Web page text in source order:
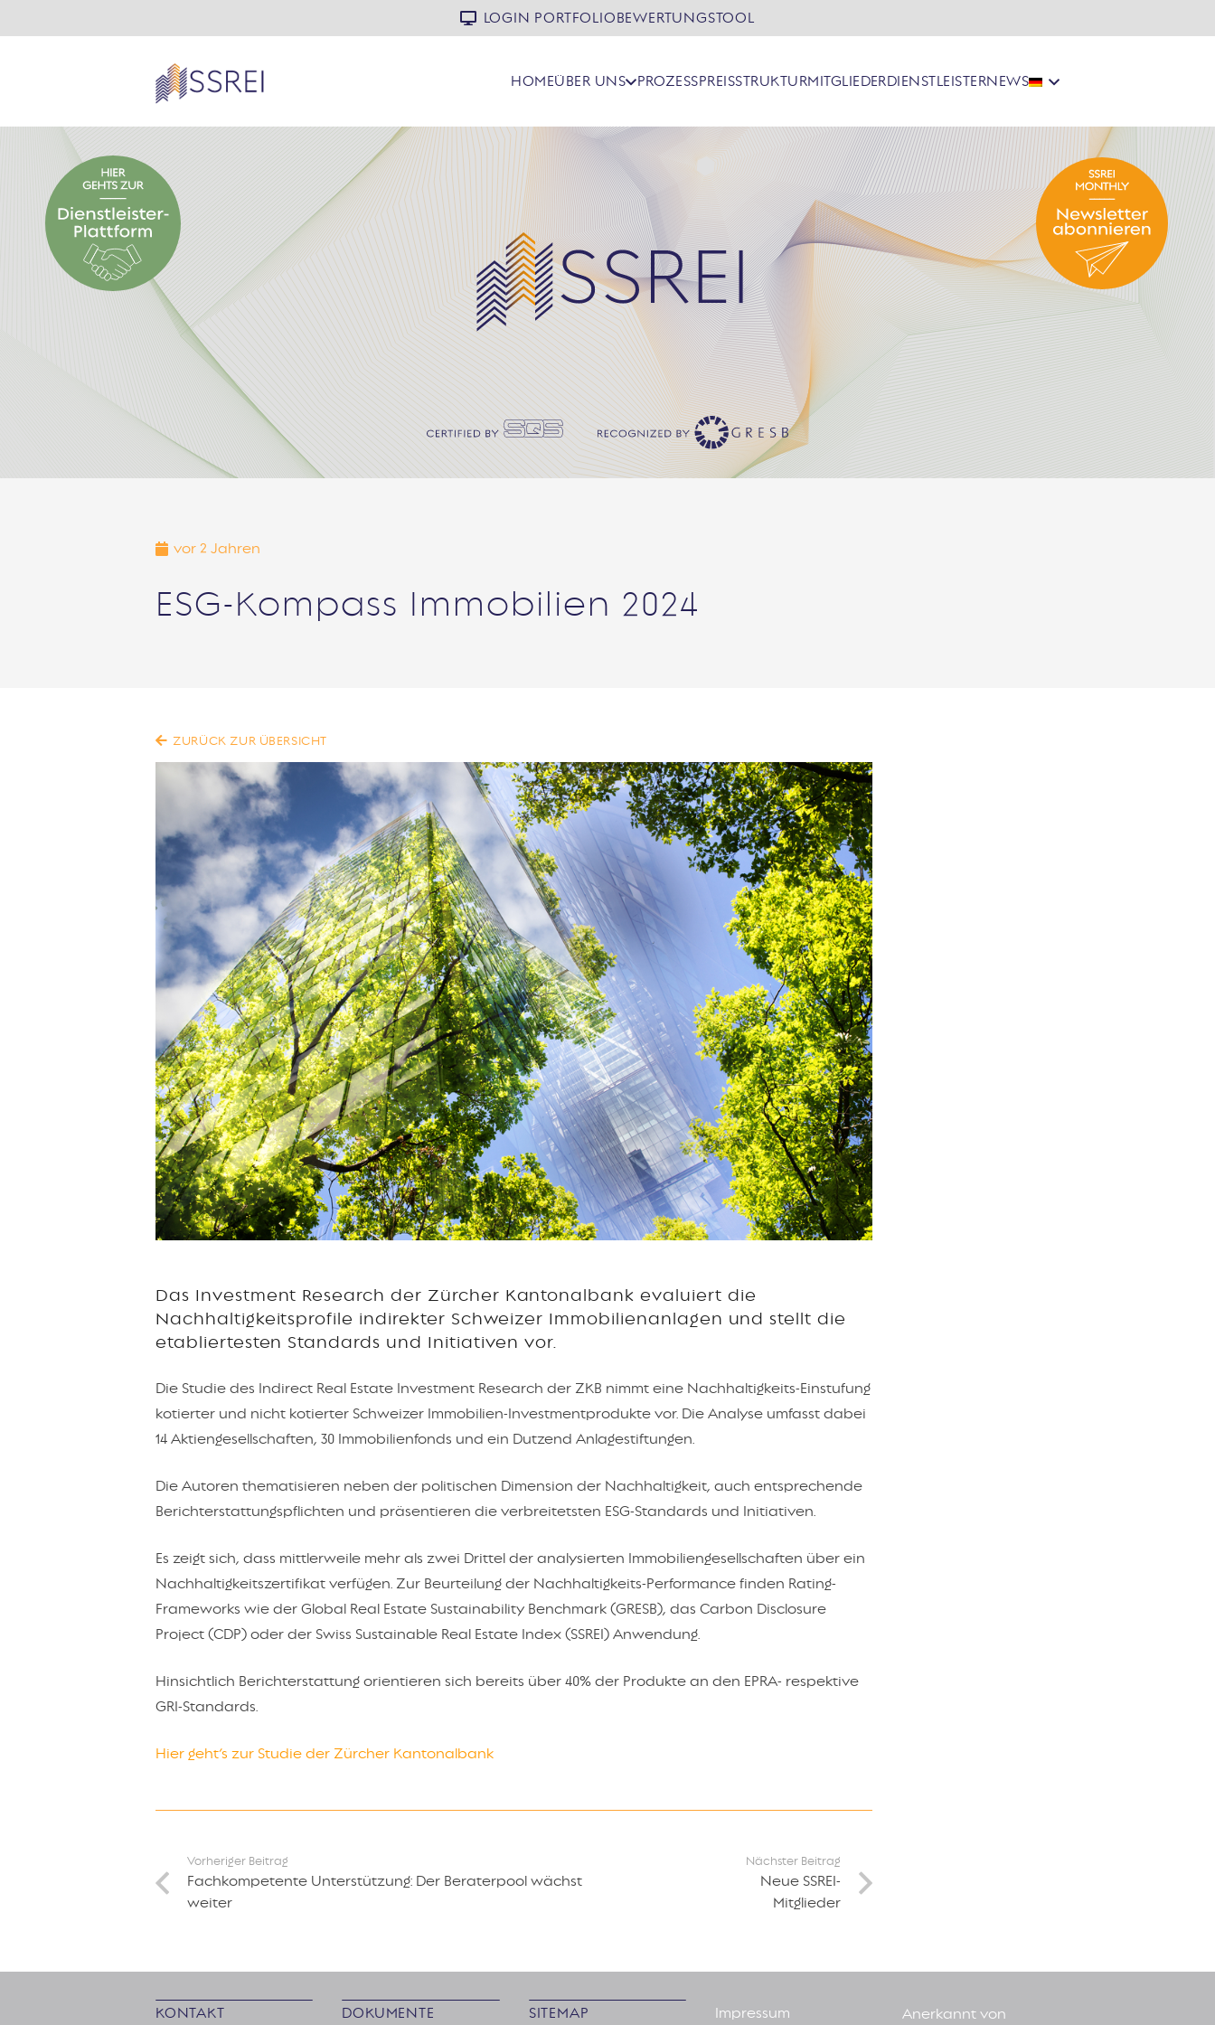
LOGIN PORTFOLIOBEWERTUNGSTOOL
HOMEÜBER UNS PROZESSPREISSTRUKTURMITGLIEDERDIENSTLEISTERNEWS
vor 2 Jahren
ESG-Kompass Immobilien 2024
ZURÜCK ZUR ÜBERSICHT
Das Investment Research der Zürcher Kantonalbank evaluiert die
Nachhaltigkeitsprofile indirekter Schweizer Immobilienanlagen und stellt die
etabliertesten Standards und Initiativen vor.
Die Studie des Indirect Real Estate Investment Research der ZKB nimmt eine Nachhaltigkeits-Einstufung
kotierter und nicht kotierter Schweizer Immobilien-Investmentprodukte vor. Die Analyse umfasst dabei
14 Aktiengesellschaften, 30 Immobilienfonds und ein Dutzend Anlagestiftungen.
Die Autoren thematisieren neben der politischen Dimension der Nachhaltigkeit, auch entsprechende
Berichterstattungspflichten und präsentieren die verbreitetsten ESG-Standards und Initiativen.
Es zeigt sich, dass mittlerweile mehr als zwei Drittel der analysierten Immobiliengesellschaften über ein
Nachhaltigkeitszertifikat verfügen. Zur Beurteilung der Nachhaltigkeits-Performance finden Rating-
Frameworks wie der Global Real Estate Sustainability Benchmark (GRESB), das Carbon Disclosure
Project (CDP) oder der Swiss Sustainable Real Estate Index (SSREI) Anwendung.
Hinsichtlich Berichterstattung orientieren sich bereits über 40% der Produkte an den EPRA- respektive
GRI-Standards.
Hier geht’s zur Studie der Zürcher Kantonalbank
Vorheriger Beitrag
Fachkompetente Unterstützung: Der Beraterpool wächst
weiter
Nächster Beitrag
Neue SSREI-
Mitglieder
KONTAKT DOKUMENTE SITEMAP Impressum Anerkannt von